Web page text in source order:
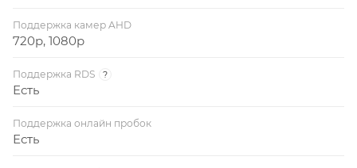
Поддержка камер AHD
720p, 1080p
Поддержка RDS ?
Есть
Поддержка онлайн пробок
Есть